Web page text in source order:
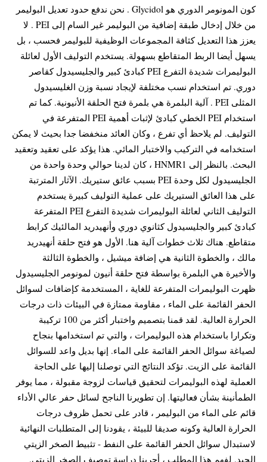
كون المونومر الدوري هو Glycidol . نحن ندفع حدود تعديل البوليمر
من خلال إدخال طبقة إضافية من البوليمر غير السام إلى PEI . لا
يعزز هذا التعديل كثافة المجموعات الوظيفية للبوليمر فحسب ، بل
يسهل أيضا الربط المتقاطع بسهولة. يستخدم التوليف الأول لعائلة
البوليمرات شديدة التفرع PEI كبادئ كبير والجليسيدول كقاصر
دوري. تم استخدام نسب مختلفة لإيجاد نسبة وزن الغليسيدول
المثلى PEI . آلية البلمرة هي بلمرة فتح الحلقة الأنيونية. كما تم
استخدام PEI الخطي كبادئ لإثبات أهمية PEI المتفرعة في
التوليف. لم يلاحظ أي تفرع ، وكان العائد منخفضا جدا بحيث لا يمكن
استخدامه في التركيب والاختبار المائي. هذا يؤكد على تعقيد وتعقيد
البحث. بالنظر إلى HNMR1 ، كان لدينا حوالي وحدة واحدة من
الجليسيدول لكل وحدة PEI بسبب عائق ستيريك. الآثار المترتبة
على هذا العائق الستيريك على عملية التوليف كبيرة يستخدم
التوليف الثاني لعائلة البوليمرات شديدة التفرع PEI المتفرعة
كبادئ كبير والجليسيدول كثانوي دوري وأنهيدريد المالئيك كرابط
متقاطع. هناك ثلاث خطوات آلية هنا. الأول هو فتح حلقة أنهيدريد
مالك ، والخطوة الثانية هي إضافة ميشيل ، والخطوة الثالثة
والأخيرة هي البلمرة بواسطة فتح حلقة أنيون لمونومر الجليسيدول
ظهرت البوليمرات المتفرعة للغاية ، المستخدمة كإضافات لسوائل
الحفر القائمة على الماء ، مقاومة ممتازة في البيئات ذات درجات
الحرارة العالية. لقد قمنا بتصميم واختبار أكثر من 100 تركيبة
وتكرارا باستخدام هذه البوليمرات ، والتي تم استخدامها بنجاح
لصياغة سوائل الحفر القائمة على الماء. إنها بديل واعد للسوائل
القائمة على الزيت. تؤكد النتائج التي توصلنا إليها على الحاجة
العملية لهذه البوليمرات لتحقيق قياسات لزوجة مقبولة ، مما يوفر
الطمأنينة بشأن فعاليتها. إن تطويرنا الناجح لسائل حفر عالي الأداء
قائم على الماء من البوليمر ، قادر على تحمل ظروف درجات
الحرارة العالية وكونه صديقا للبيئة ، يقودنا إلى المتطلبات النهائية
لاستبدال سوائل الحفر القائمة على النفط - تثبيط الصخر الزيتي
الجيد. لفهم هذا المطلب ، أجرينا دراسة توصيف الصخر الزيتي.